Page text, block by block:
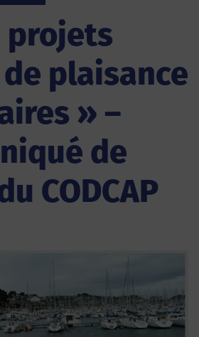
projets
plaisance
» –
de
CODCAP